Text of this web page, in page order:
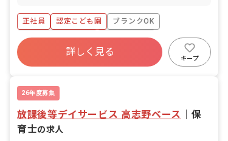
の活動も充実しています。子育て支援セ
ンターを併設しており、地域の子育て支
援の拠点として総合的な支援も行なって
います。
正社員 認定こども園
ブランクOK
ボーナス・賞与あり
社会保険完備
有給
福利厚生充実
詳しく見る
キープ
26年度募集
放課後等デイサービス 高志野ベース
保
育士の求人